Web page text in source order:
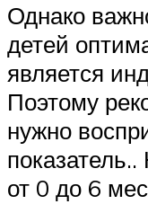
Однако
детей
является
Поэтому
нужно
от 0 до 6